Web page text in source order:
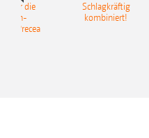
für die
Precea
Schlagkräftig
kombiniert!